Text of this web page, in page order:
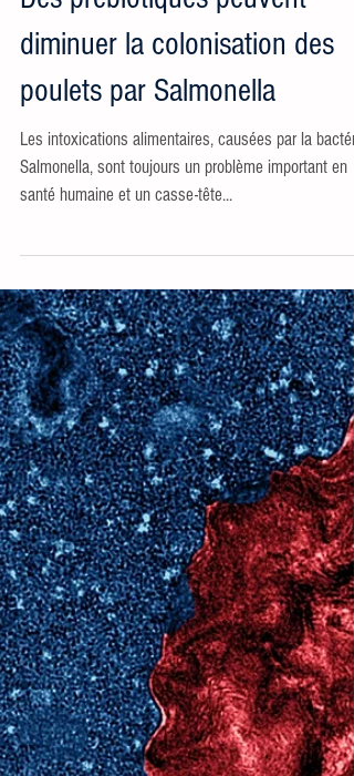
Des prébiotiques peuvent
diminuer la colonisation des
poulets par Salmonella
Les intoxications alimentaires, causées par la
Salmonella, sont toujours un problème important en